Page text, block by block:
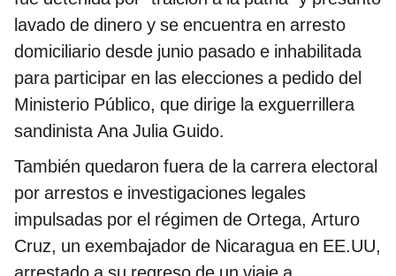
lavado de dinero y se encuentra en arresto
domiciliario desde junio pasado e inhabilitada
para participar en las elecciones a pedido del
Ministerio Público, que dirige la exguerrillera
sandinista Ana Julia Guido.
También quedaron fuera de la carrera electoral
por arrestos e investigaciones legales
impulsadas por el régimen de Ortega, Arturo
Cruz, un exembajador de Nicaragua en EE.UU,